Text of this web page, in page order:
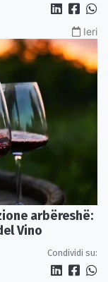
Ieri
arbëreshë:
Vino
Condividi su: